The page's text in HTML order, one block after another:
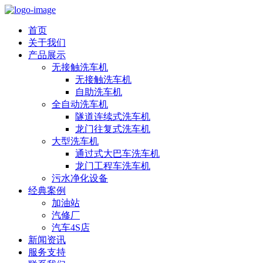
首页
关于我们
产品展示
无接触洗车机
无接触洗车机
自助洗车机
全自动洗车机
隧道连续式洗车机
龙门往复式洗车机
大型洗车机
通过式大巴车洗车机
龙门工程车洗车机
污水净化设备
经典案例
加油站
汽修厂
汽车4S店
新闻资讯
服务支持